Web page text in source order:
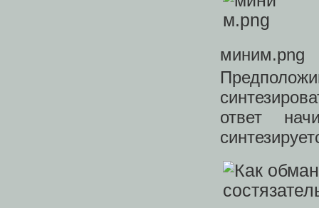
миним.png
ответ